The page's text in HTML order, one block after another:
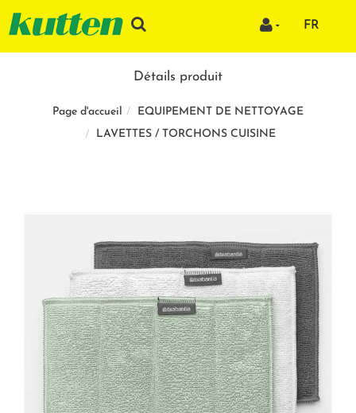
FR
Détails produit
Page d'accueil
EQUIPEMENT DE NETTOYAGE
LAVETTES / TORCHONS CUISINE